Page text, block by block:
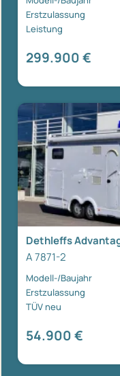
Erstzulassung
Leistung
299.900 €
Dethleffs
A 7871-2
Modell-/Baujahr
Erstzulassung
TÜV neu
54.900 €